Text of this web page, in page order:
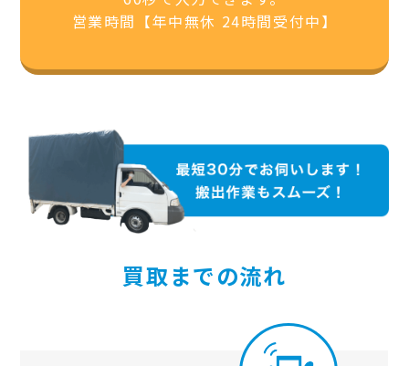
営業時間【年中無休 24時間受付中】
買取までの流れ